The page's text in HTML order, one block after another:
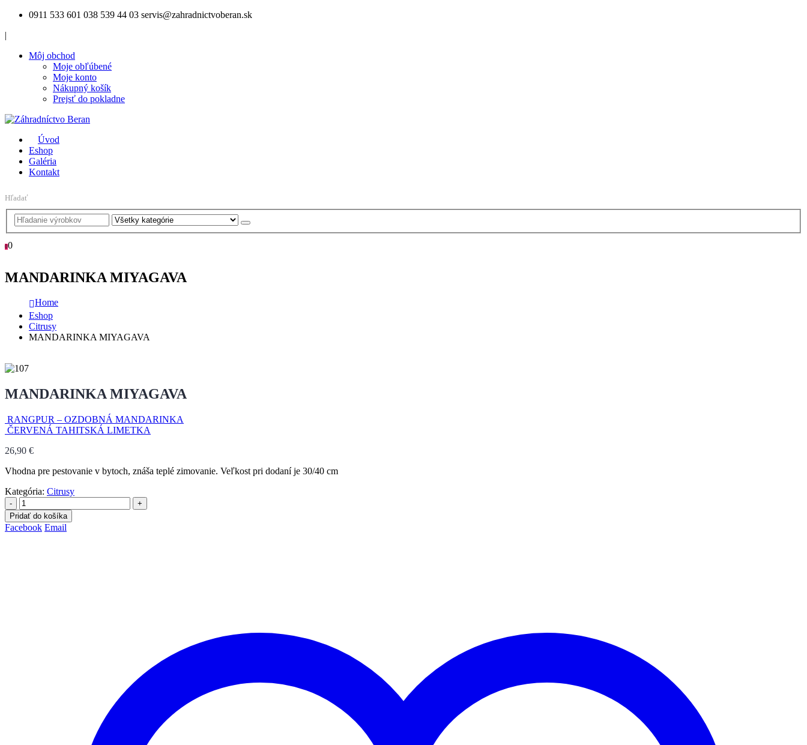
0911 533 601 038 539 44 03 servis@zahradnictvoberan.sk
|
Môj obchod
Moje obľúbené
Moje konto
Nákupný košík
Prejsť do pokladne
Úvod
Eshop
Galéria
Kontakt
Hľadať
00
MANDARINKA MIYAGAVA
Home
Eshop
Citrusy
MANDARINKA MIYAGAVA
MANDARINKA MIYAGAVA
RANGPUR – OZDOBNÁ MANDARINKA
ČERVENÁ TAHITSKÁ LIMETKA
26,90 €
Vhodna pre pestovanie v bytoch, znáša teplé zimovanie. Veľkost pri dodaní je 30/40 cm
Kategória: Citrusy
-
+
Pridať do košíka
Facebook Email